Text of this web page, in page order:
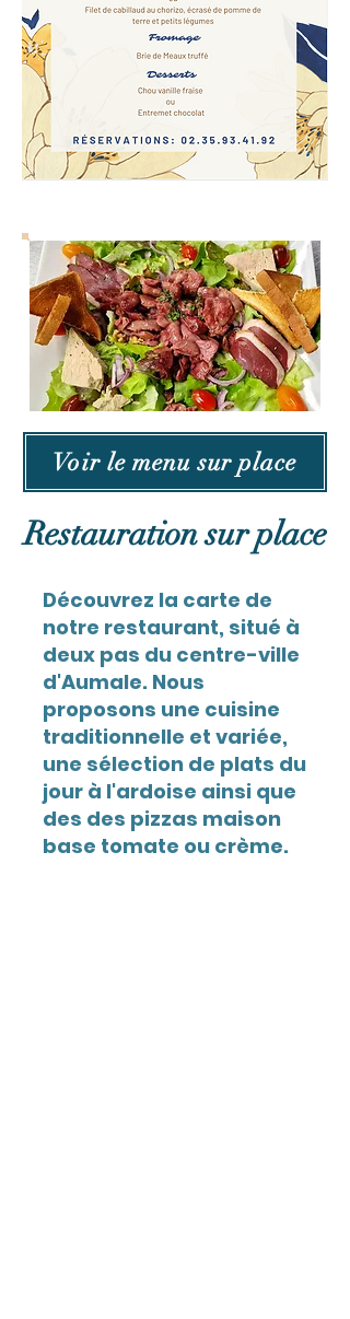
Voir le menu sur place
Restauration sur place
Découvrez la carte de
notre restaurant, situé à
deux pas du centre-ville
d'Aumale. Nous
proposons une cuisine
traditionnelle et variée,
une sélection de plats du
jour à l'ardoise ainsi que
des des pizzas maison
base tomate ou crème.